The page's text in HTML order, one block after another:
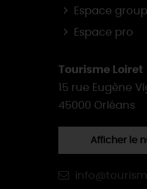
Espace
Espace pro
Tourisme Loiret
15 rue Eugène
45000 Orléans
Afficher le